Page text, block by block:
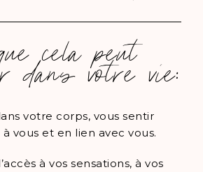
cela peut
dans votre vie:
votre corps, vous sentir
vous et en lien avec vous.
à vos sensations, à vos